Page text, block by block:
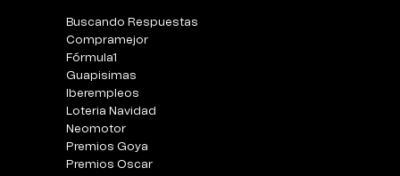
Buscando Respuestas
Compramejor
Fórmula1
Guapisimas
Iberempleos
Loteria Navidad
Neomotor
Premios Goya
Premios Oscar